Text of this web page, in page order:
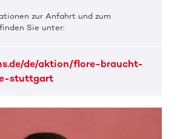
zur Anfahrt und zum
Sie unter:
de/aktion/flore-braucht-
stuttgart